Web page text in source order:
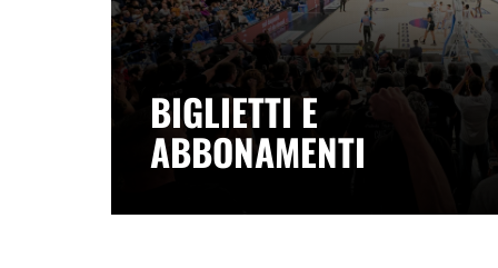
BIGLIETTI E
ABBONAMENTI